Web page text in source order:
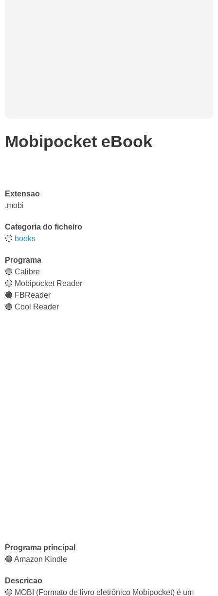
Mobipocket eBook
Extensao
.mobi
Categoria do ficheiro
🔵 books
Programa
🔵 Calibre
🔵 Mobipocket Reader
🔵 FBReader
🔵 Cool Reader
Programa principal
🔵 Amazon Kindle
Descricao
🔵 MOBI (Formato de livro eletrônico Mobipocket) é um